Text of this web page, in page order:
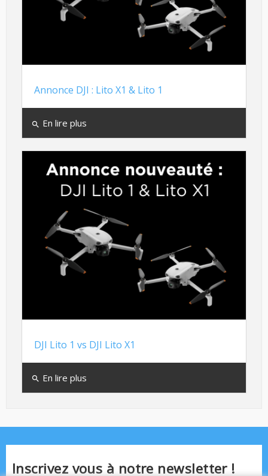
Annonce DJI : Lito X1 & Lito 1
search En lire plus
DJI Lito 1 vs DJI Lito X1
search En lire plus
Inscrivez vous à notre newsletter !